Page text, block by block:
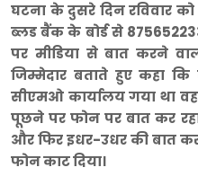
घटना के दुसरे दिन रविवार
ब्लड बैंक के बोर्ड से
पर मीडिया से बात करने
जिम्मेदार बताते हुए कहा
सीएमओ कार्यालय गया था
पूछने पर फोन पर बात कर
और फिर इधर-उधर की बात
फोन काट दिया।